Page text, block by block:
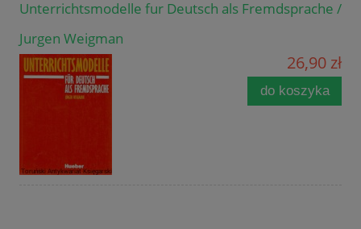
Unterrichtsmodelle fur Deutsch als Fremdsprache /
Jurgen Weigman
26,90 zł
do koszyka